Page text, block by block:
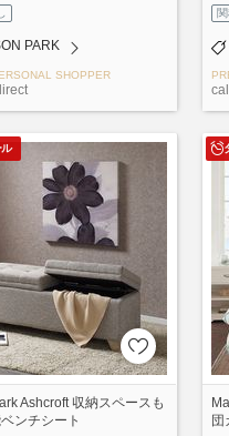
PARK
SHOPPER
Ashcroft 収納スペースも
ンチシート
団